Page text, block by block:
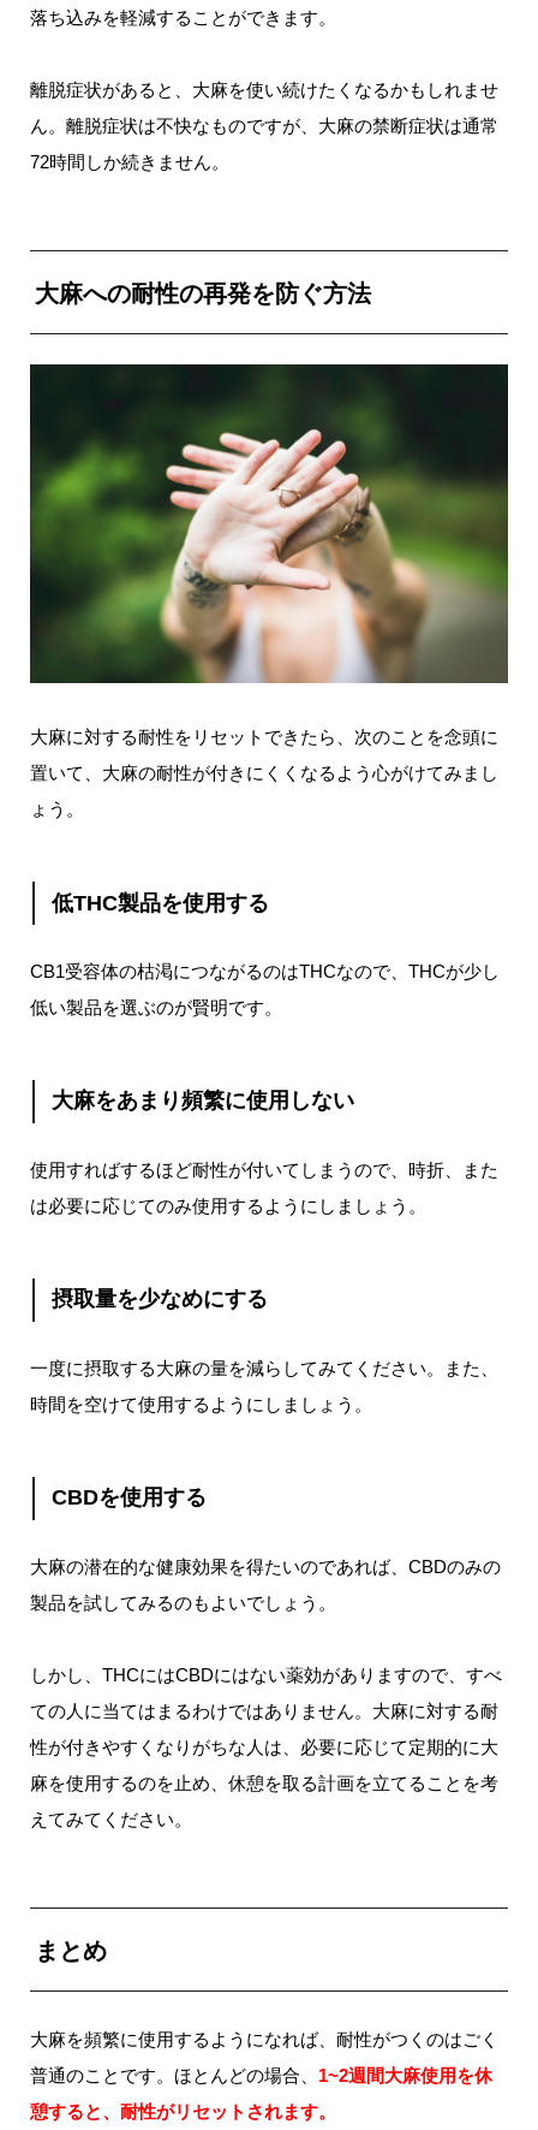
落ち込みを軽減することができます。
離脱症状があると、大麻を使い続けたくなるかもしれませ
ん。離脱症状は不快なものですが、大麻の禁断症状は通常
72時間しか続きません。
大麻への耐性の再発を防ぐ方法
大麻に対する耐性をリセットできたら、次のことを念頭に
置いて、大麻の耐性が付きにくくなるよう心がけてみまし
ょう。
低THC製品を使用する
CB1受容体の枯渇につながるのはTHCなので、THCが少し
低い製品を選ぶのが賢明です。
大麻をあまり頻繁に使用しない
使用すればするほど耐性が付いてしまうので、時折、また
は必要に応じてのみ使用するようにしましょう。
摂取量を少なめにする
一度に摂取する大麻の量を減らしてみてください。また、
時間を空けて使用するようにしましょう。
CBDを使用する
大麻の潜在的な健康効果を得たいのであれば、CBDのみの
製品を試してみるのもよいでしょう。
しかし、THCにはCBDにはない薬効がありますので、すべ
ての人に当てはまるわけではありません。大麻に対する耐
性が付きやすくなりがちな人は、必要に応じて定期的に大
麻を使用するのを止め、休憩を取る計画を立てることを考
えてみてください。
まとめ
大麻を頻繁に使用するようになれば、耐性がつくのはごく
普通のことです。ほとんどの場合、 1~2週間大麻使用を休
憩すると、耐性がリセットされます。